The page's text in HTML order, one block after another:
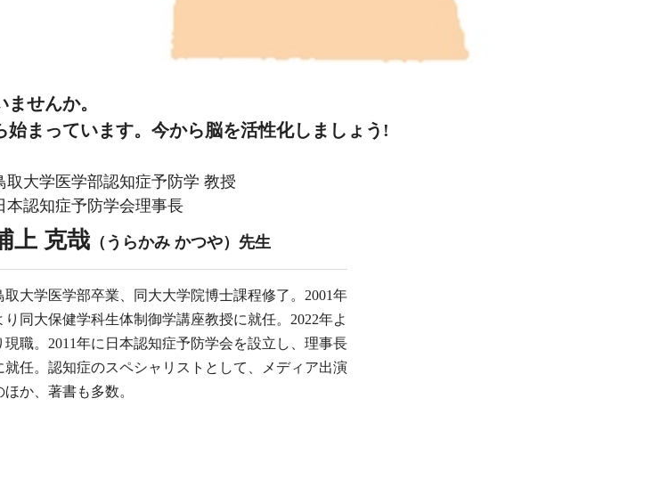
せんか。
まっています。今から脳を活性化しましょう!
取大学医学部認知症予防学 教授
本認知症予防学会理事長
上 克哉 （うらかみ かつや）先生
取大学医学部卒業、同大大学院博士課程修了。2001年
り同大保健学科生体制御学講座教授に就任。2022年よ
現職。2011年に日本認知症予防学会を設立し、理事長
就任。認知症のスペシャリストとして、メディア出演
ほか、著書も多数。